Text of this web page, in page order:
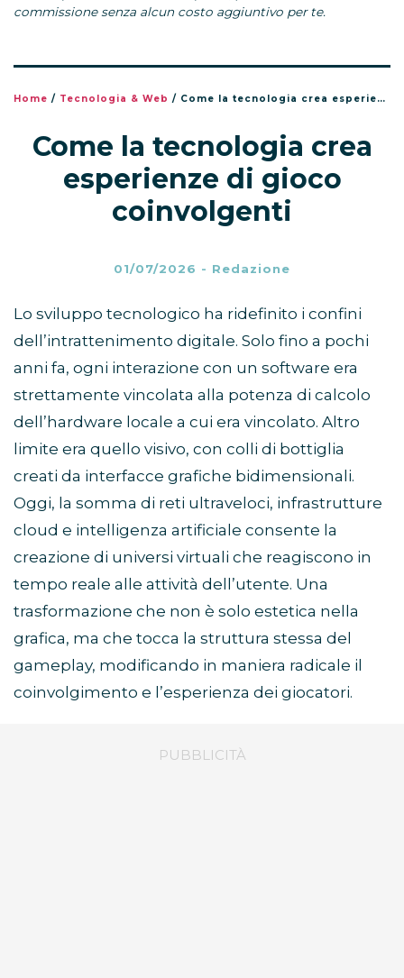
commissione senza alcun costo aggiuntivo per te.
Home / Tecnologia & Web / Come la tecnologia crea esperienze di gioco coinvolgenti
Come la tecnologia crea
esperienze di gioco
coinvolgenti
01/07/2026 - Redazione
Lo sviluppo tecnologico ha ridefinito i confini
dell’intrattenimento digitale. Solo fino a pochi
anni fa, ogni interazione con un software era
strettamente vincolata alla potenza di calcolo
dell’hardware locale a cui era vincolato. Altro
limite era quello visivo, con colli di bottiglia
creati da interfacce grafiche bidimensionali.
Oggi, la somma di reti ultraveloci, infrastrutture
cloud e intelligenza artificiale consente la
creazione di universi virtuali che reagiscono in
tempo reale alle attività dell’utente. Una
trasformazione che non è solo estetica nella
grafica, ma che tocca la struttura stessa del
gameplay, modificando in maniera radicale il
coinvolgimento e l’esperienza dei giocatori.